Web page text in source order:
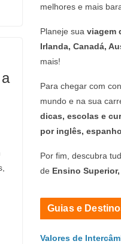
melhores e mais
Planeje sua viagem
Irlanda, Canadá,
mais!
Para chegar com
mundo e na sua
dicas, escolas e
por inglês,
Por fim, descubra
de Ensino
Guias e
Valores de